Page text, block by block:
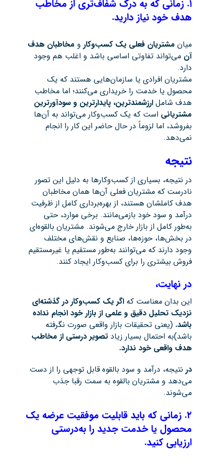
۱.زمانی که به درک شفاف‌تری از مخاطب
هدف خود نیاز دارید.
میان مشتریان فعلی یک کسب‌وکار و مخاطبان هدف
آن می‌تواند تفاوتی اساسی باشد و اغلب هم وجود
دارد.
مشتریان افرادی یا سازمان‌هایی هستند که یک
محصول یا خدمت را خریداری می‌کنند؛ اما مخاطب
هدف شاملارزشمندترین، پایدارترین و سودآورترین
مشتریانی است که یک کسب‌وکار می‌تواند به آن‌ها
بفروشد، اما لزوماً در حال حاضر این کار را انجام
نمی‌دهد.
نتیجه
در نتیجه، بسیاری از کسب‌وکارها به دلیل این تصور
نادرست که مشتریان فعلی آن‌ها همان مخاطبان
هدف کاملشان هستند، از بهره‌برداری کامل از ظرفیت
درآمد و سود خود بازمی‌مانند. برخی موارد، حتی
به‌طور کامل از بازار خارج می‌شوند. مشتریان بالقوه‌ای
در بخش‌ها، حوزه‌ها، صنایع و نقش‌های مختلف
وجود دارند که می‌توانند به‌طور مستقیم یا غیرمستقیم
فروش بیشتری را برای کسب‌وکار ایجاد کنند.
در نهایت،
این بدان معناست کهاگر یک کسب‌وکار در گذشته‌ای
نزدیک تحلیل دقیق و علمی از بازار خود انجام نداده
باشد. (یعنی تحقیقات بازار واقعی صورت نگرفته
باشد)به احتمال بسیار زیادتصویر درستی از مخاطب
هدف واقعی خود ندارد.
در نتیجه، درآمد و سود بالقوه قابل توجهی را از دست
می‌دهد و مشتریان بالقوه به سمت رقبا جذب
می‌شوند.
۲.زمانی که باید قابلیت موفقیت عرضه یک
محصول یا خدمت جدید را به‌درستی
ارزیابی کنید.